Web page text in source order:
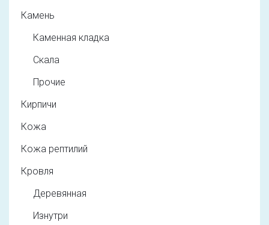
Камень
Каменная кладка
Скала
Прочие
Кирпичи
Кожа
Кожа рептилий
Кровля
Деревянная
Изнутри